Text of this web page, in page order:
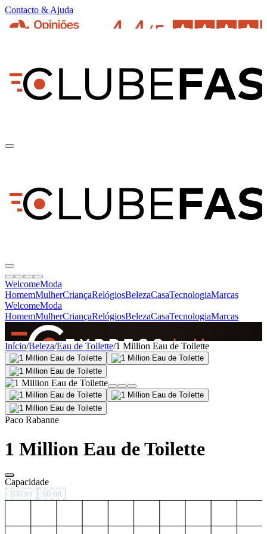
Contacto & Ajuda
WelcomeModa
HomemMulherCriançaRelógiosBelezaCasaTecnologiaMarcas
WelcomeModa
HomemMulherCriançaRelógiosBelezaCasaTecnologiaMarcas
SINCE 2005
+de 36.000 reviews
Início/Beleza/Eau de Toilette/1 Million Eau de Toilette
Paco Rabanne
1 Million Eau de Toilette
Capacidade
100 ml 50 ml